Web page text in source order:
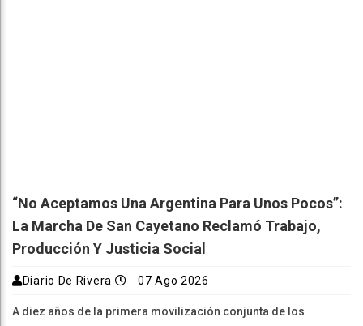
“No Aceptamos Una Argentina Para Unos Pocos”:
La Marcha De San Cayetano Reclamó Trabajo,
Producción Y Justicia Social
Diario De Rivera 07 Ago 2026
A diez años de la primera movilización conjunta de los